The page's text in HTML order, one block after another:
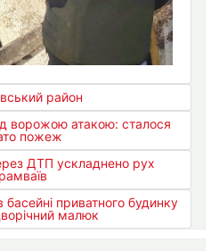
район
ворожою атакою: сталося
пожеж
ДТП ускладнено рух
приватного будинку
малюк